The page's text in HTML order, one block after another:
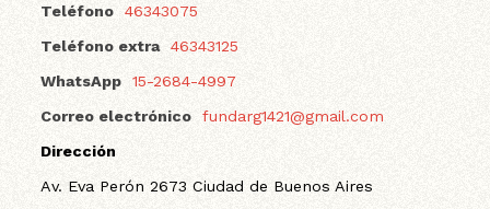
Teléfono
46343075
Teléfono extra
46343125
WhatsApp
15-2684-4997
Correo electrónico
fundarg1421@gmail.com
Dirección
Av. Eva Perón 2673 Ciudad de Buenos Aires